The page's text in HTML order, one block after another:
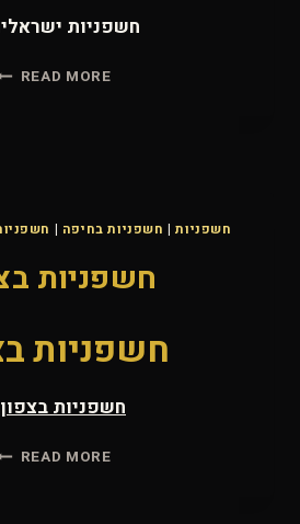
חשפניות
READ MORE
חשפניות| חשפניות בחיפה |
חשפניות
חשפניות
חשפניות בצפון
READ MORE